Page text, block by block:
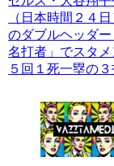
（日本時間２４
のダブルヘッダ
名打者」でスタ
５回１死一塁の